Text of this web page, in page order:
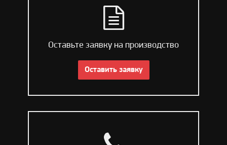
Оставьте заявку на производство
Оставить заявку